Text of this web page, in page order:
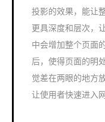
投影的效果，能让
更具深度和层次，
中会增加整个页面
后，使得页面的明
觉差在两眼的地方
让使用者快速进入